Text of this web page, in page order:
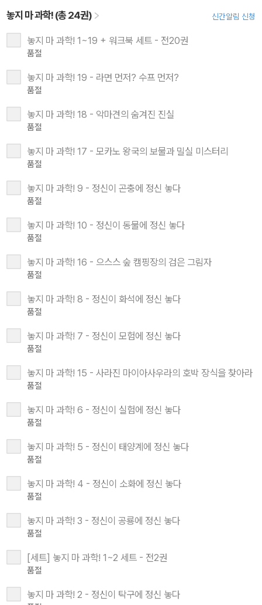
놓지 마 과학! (총 24권) 신간알림 신청
놓지 마 과학! 1~19 + 워크북 세트 - 전20권
품절
놓지 마 과학! 19 - 라면 먼저? 수프 먼저?
품절
놓지 마 과학! 18 - 악마견의 숨겨진 진실
품절
놓지 마 과학! 17 - 모카노 왕국의 보물과 밀실 미스터리
품절
놓지 마 과학! 9 - 정신이 곤충에 정신 놓다
품절
놓지 마 과학! 10 - 정신이 동물에 정신 놓다
품절
놓지 마 과학! 16 - 으스스 숲 캠핑장의 검은 그림자
품절
놓지 마 과학! 8 - 정신이 화석에 정신 놓다
품절
놓지 마 과학! 7 - 정신이 모험에 정신 놓다
품절
놓지 마 과학! 15 - 사라진 마이아사우라의 호박 장식을 찾아라
품절
놓지 마 과학! 6 - 정신이 실험에 정신 놓다
품절
놓지 마 과학! 5 - 정신이 태양계에 정신 놓다
품절
놓지 마 과학! 4 - 정신이 소화에 정신 놓다
품절
놓지 마 과학! 3 - 정신이 공룡에 정신 놓다
품절
[세트] 놓지 마 과학! 1~2 세트 - 전2권
품절
놓지 마 과학! 2 - 정신이 탁구에 정신 놓다